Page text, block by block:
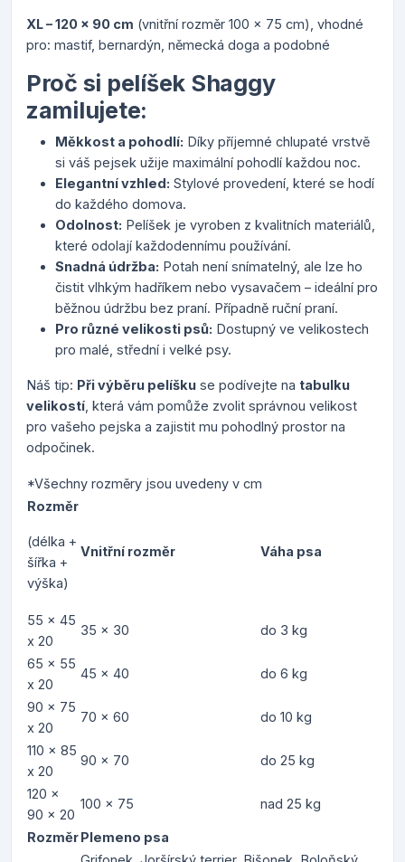
XL – 120 x 90 cm (vnitřní rozměr 100 x 75 cm), vhodné
pro: mastif, bernardýn, německá doga a podobné
Proč si pelíšek Shaggy
zamilujete:
Měkkost a pohodlí: Díky příjemné chlupaté vrstvě
si váš pejsek užije maximální pohodlí každou noc.
Elegantní vzhled: Stylové provedení, které se hodí
do každého domova.
Odolnost: Pelíšek je vyroben z kvalitních materiálů,
které odolají každodennímu používání.
Snadná údržba: Potah není snímatelný, ale lze ho
čistit vlhkým hadříkem nebo vysavačem – ideální pro
běžnou údržbu bez praní. Případně ruční praní.
Pro různé velikosti psů: Dostupný ve velikostech
pro malé, střední i velké psy.
Náš tip: Při výběru pelíšku se podívejte na tabulku
velikostí , která vám pomůže zvolit správnou velikost
pro vašeho pejska a zajistit mu pohodlný prostor na
odpočinek.
*Všechny rozměry jsou uvedeny v cm
Rozměr
(délka +
šířka +
výška)
Vnitřní rozměr Váha psa
55 x 45
x 20
35 x 30 do 3 kg
65 x 55
x 20
45 x 40 do 6 kg
90 x 75
x 20
70 x 60 do 10 kg
110 x 85
x 20
90 x 70 do 25 kg
120 x
90 x 20
100 x 75 nad 25 kg
RozměrPlemeno psa